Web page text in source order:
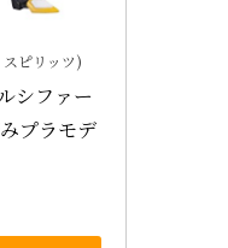
ピリッツ)
シファー
プラモデ